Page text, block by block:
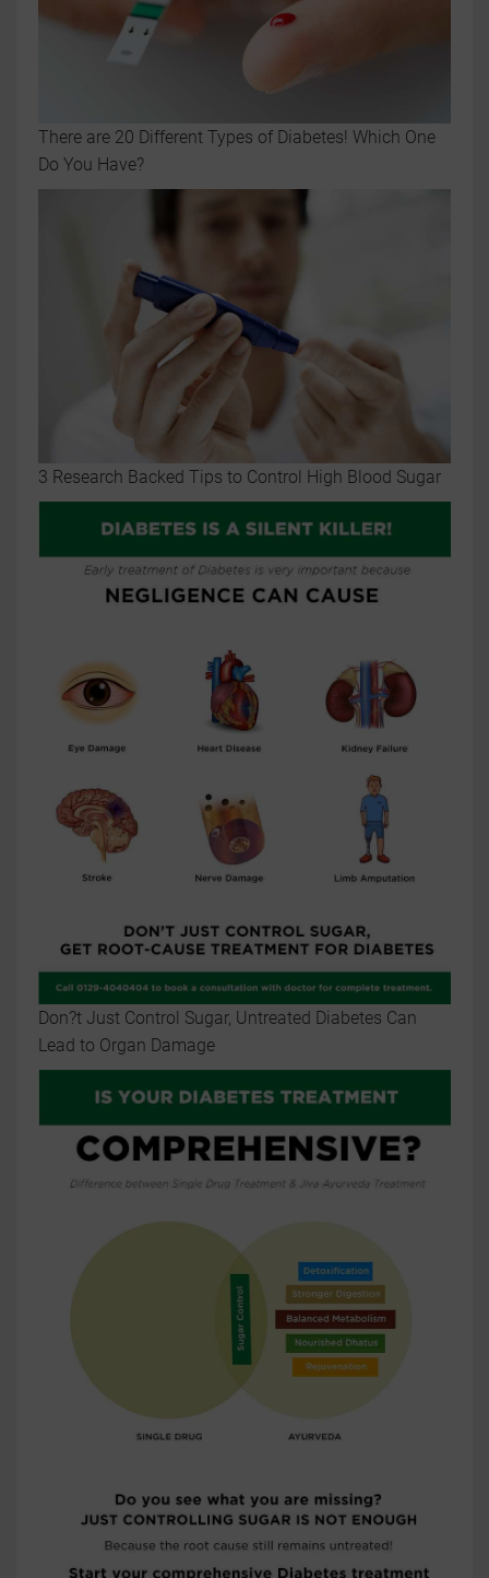
There are 20 Different Types of Diabetes! Which One
Do You Have?
3 Research Backed Tips to Control High Blood Sugar
Don?t Just Control Sugar, Untreated Diabetes Can
Lead to Organ Damage